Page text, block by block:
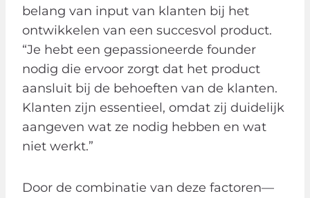
belang van input van klanten bij het
ontwikkelen van een succesvol product.
“Je hebt een gepassioneerde founder
nodig die ervoor zorgt dat het product
aansluit bij de behoeften van de klanten.
Klanten zijn essentieel, omdat zij duidelijk
aangeven wat ze nodig hebben en wat
niet werkt.”
Door de combinatie van deze factoren—